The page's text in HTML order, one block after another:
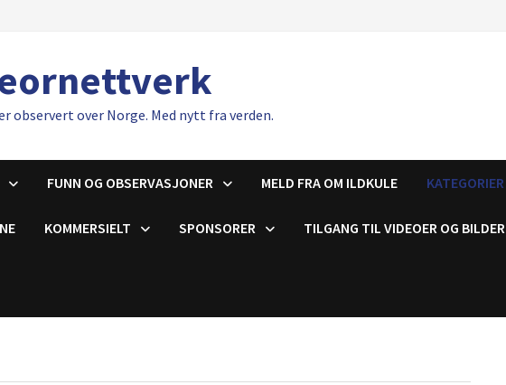
observert over Norge. Med nytt fra verden.
FUNN OG OBSERVASJONER MELD FRA OM ILDKULE KATEGORIER
KOMMERSIELT SPONSORER TILGANG TIL VIDEOER OG BILDER